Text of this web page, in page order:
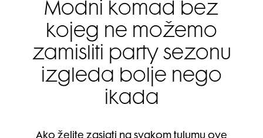
Modni komad bez
kojeg ne možemo
zamisliti party sezonu
izgleda bolje nego
ikada